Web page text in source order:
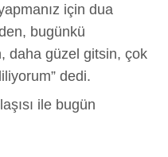
için dua
bugünkü
daha güzel gitsin, çok
dedi.
ile bugün